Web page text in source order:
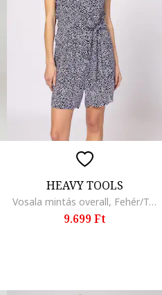
HEAVY TOOLS
Vosala mintás overall, Fehér/Tengerészkék
9.699 Ft